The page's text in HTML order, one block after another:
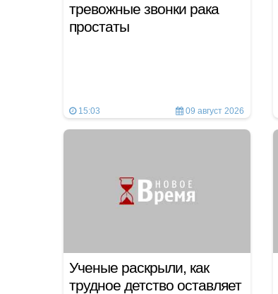
тревожные звонки рака
простаты
15:03 09 август 2026
Ученые раскрыли, как
трудное детство оставляет